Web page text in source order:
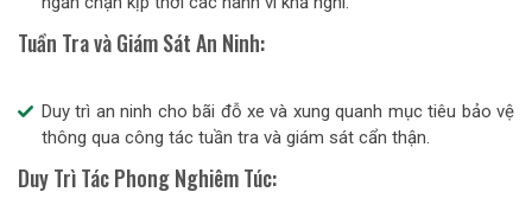
Tuần Tra và Giám Sát An Ninh:
Duy trì an ninh cho bãi đỗ xe và xung quanh mục tiêu bảo vệ
thông qua công tác tuần tra và giám sát cẩn thận.
Duy Trì Tác Phong Nghiêm Túc: